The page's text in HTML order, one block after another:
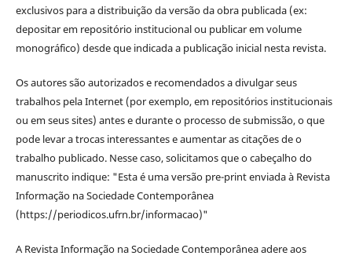
exclusivos para a distribuição da versão da obra publicada (ex:
depositar em repositório institucional ou publicar em volume
monográfico) desde que indicada a publicação inicial nesta revista.
Os autores são autorizados e recomendados a divulgar seus
trabalhos pela Internet (por exemplo, em repositórios institucionais
ou em seus sites) antes e durante o processo de submissão, o que
pode levar a trocas interessantes e aumentar as citações de o
trabalho publicado. Nesse caso, solicitamos que o cabeçalho do
manuscrito indique: "Esta é uma versão pre-print enviada à Revista
Informação na Sociedade Contemporânea
(https://periodicos.ufrn.br/informacao)"
A Revista Informação na Sociedade Contemporânea adere aos